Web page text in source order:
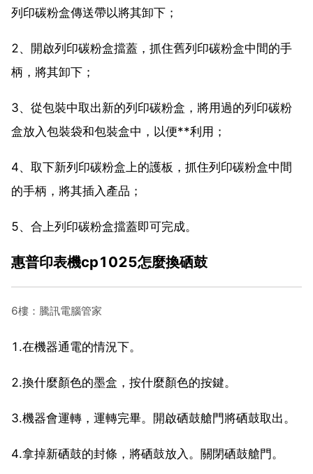
列印碳粉盒傳送帶以將其卸下；
2、開啟列印碳粉盒擋蓋，抓住舊列印碳粉盒中間的手
柄，將其卸下；
3、從包裝中取出新的列印碳粉盒，將用過的列印碳粉
盒放入包裝袋和包裝盒中，以便**利用；
4、取下新列印碳粉盒上的護板，抓住列印碳粉盒中間
的手柄，將其插入產品；
5、合上列印碳粉盒擋蓋即可完成。
惠普印表機cp1025怎麼換硒鼓
6樓：騰訊電腦管家
1.在機器通電的情況下。
2.換什麼顏色的墨盒，按什麼顏色的按鍵。
3.機器會運轉，運轉完畢。開啟硒鼓艙門將硒鼓取出。
4.拿掉新硒鼓的封條，將硒鼓放入。關閉硒鼓艙門。